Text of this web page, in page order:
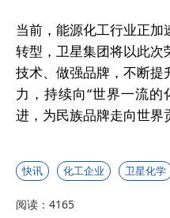
当前，能源化工行业正
转型，卫星集团将以此
技术、做强品牌，不断提
力，持续向“世界一流
进，为民族品牌走向世界
快讯 化工企业 卫星化学
阅读：4165